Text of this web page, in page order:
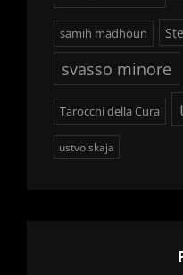
samih madhoun
svasso minore
Tarocchi della Cura
ustvolskaja